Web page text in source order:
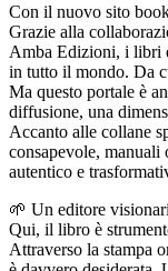
Con il nuovo sito
Grazie alla
Amba Edizioni, i libri
in tutto il mondo. Da
Ma questo portale è
diffusione, una
Accanto alle collane
consapevole, manuali
autentico e
🌱 Un editore
Qui, il libro è
Attraverso la stampa